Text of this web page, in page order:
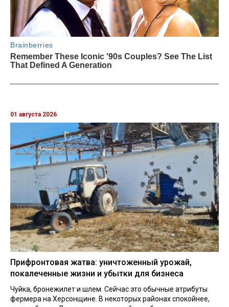
01 августа 2026
Прифронтовая жатва: уничтоженный урожай,
покалеченные жизни и убытки для бизнеса
Чуйка, бронежилет и шлем. Сейчас это обычные атрибуты
фермера на Херсонщине. В некоторых районах спокойнее,